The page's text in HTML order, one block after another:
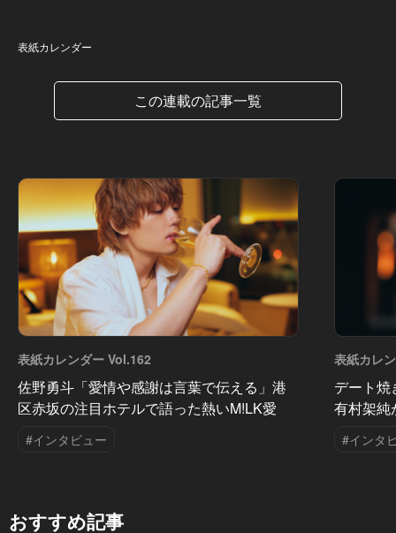
表紙カレンダー
この連載の記事一覧
表紙カレンダー Vol.162
佐野勇斗「愛情や感謝は言葉で伝える」港
区赤坂の注目ホテルで語った熱いM!LK愛
#インタビュー
表紙カレ
デート
有村架純
#インタ
おすすめ記事